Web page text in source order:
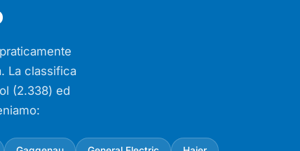
La classifica
(2.338) ed